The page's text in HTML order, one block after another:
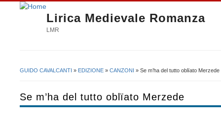
Lirica Medievale Romanza
LMR
GUIDO CAVALCANTI » EDIZIONE » CANZONI » Se m’ha del tutto oblïato Merzede
Se m’ha del tutto oblïato Merzede